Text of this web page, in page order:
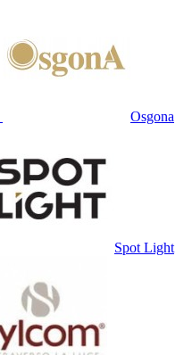
Osgona
Spot Light